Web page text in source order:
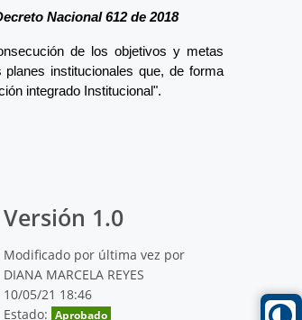
Nacional 612 de 2018
de los objetivos y metas
institucionales que, de forma
integrado Institucional".
Versión 1.0
Modificado por última vez por
DIANA MARCELA REYES
10/05/21 18:46
Estado: Aprobado